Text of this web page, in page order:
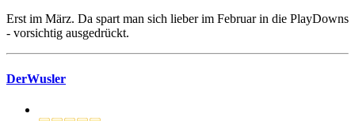
Erst im März. Da spart man sich lieber im Februar in die PlayDowns
- vorsichtig ausgedrückt.
DerWusler